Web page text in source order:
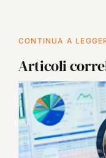
CONTINUA A
Articoli